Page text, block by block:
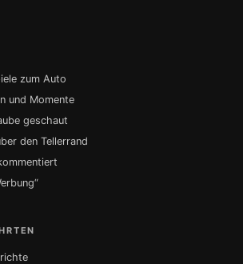
zum Auto
und Momente
geschaut
den Tellerrand